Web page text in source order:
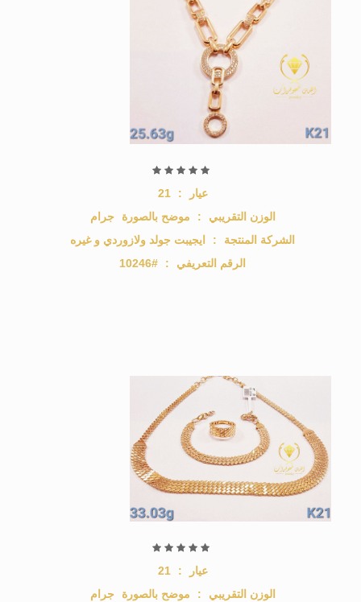
عيار :
21
الوزن التقريبي
: موضح بالصورة
جرام
الشركة المنتجة
:
ايجيبت جولد ولازوردي و غيره
الرقم التعريفي
:
#10246
عيار :
21
الوزن التقريبي
: موضح بالصورة
جرام